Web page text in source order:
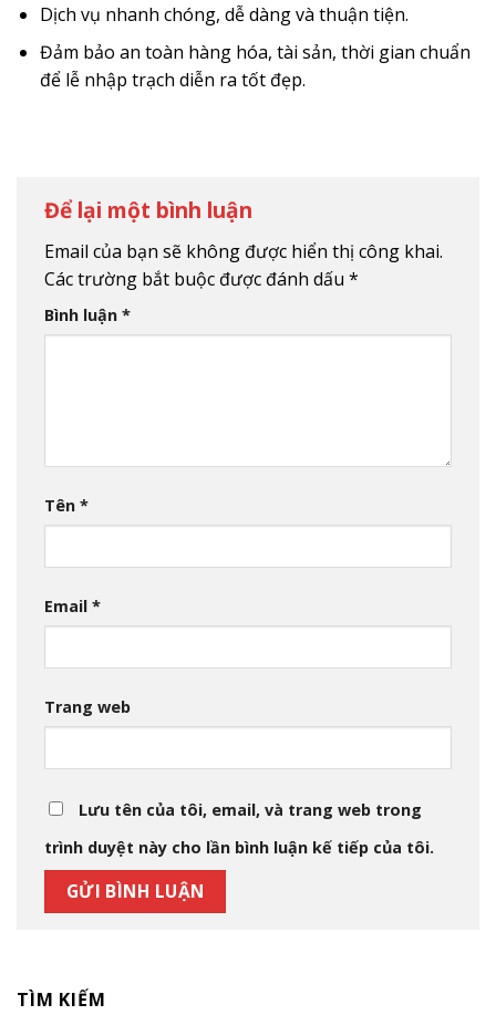
Dịch vụ nhanh chóng, dễ dàng và thuận tiện.
Đảm bảo an toàn hàng hóa, tài sản, thời gian chuẩn
để lễ nhập trạch diễn ra tốt đẹp.
Để lại một bình luận
Email của bạn sẽ không được hiển thị công khai.
Các trường bắt buộc được đánh dấu *
Bình luận *
Tên *
Email *
Trang web
Lưu tên của tôi, email, và trang web trong
trình duyệt này cho lần bình luận kế tiếp của tôi.
TÌM KIẾM